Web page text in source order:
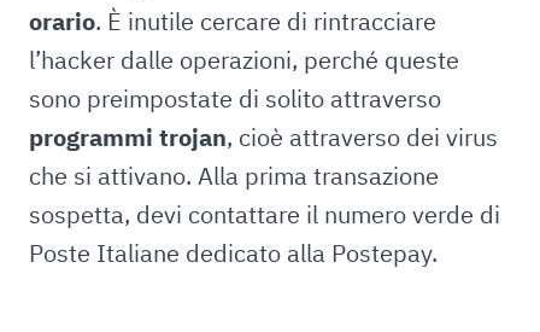
orario. È inutile cercare di rintracciare
l’hacker dalle operazioni, perché queste
sono preimpostate di solito attraverso
programmi trojan, cioè attraverso dei virus
che si attivano. Alla prima transazione
sospetta, devi contattare il numero verde di
Poste Italiane dedicato alla Postepay.